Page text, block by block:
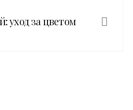
уход за цветом